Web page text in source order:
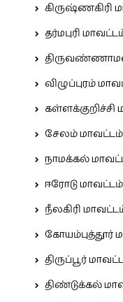
கிருஷ்ணகிரி
தர்மபுரி
விழுப்புரம்
கள்ளக்குறிச்சி
சேலம் மாவட்டம்
நாமக்கல்
ஈரோடு மாவட்டம்
நீலகிரி
கோயம்புத்தூர்
திருப்பூர்
திண்டுக்கல்